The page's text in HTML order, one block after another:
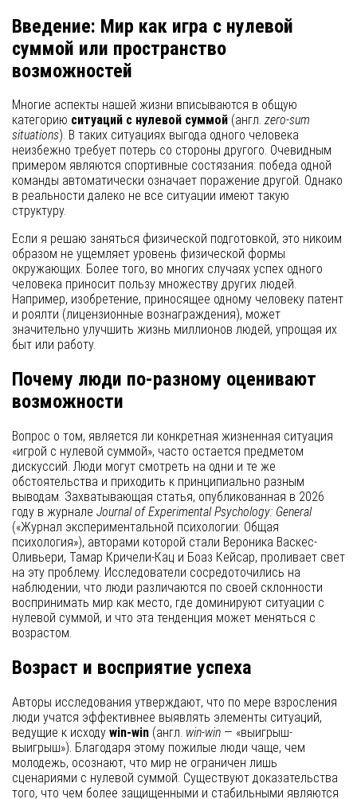
Введение: Мир как игра с нулевой
суммой или пространство
возможностей
Многие аспекты нашей жизни вписываются в общую
категорию ситуаций с нулевой суммой (англ. zero-sum
situations). В таких ситуациях выгода одного человека
неизбежно требует потерь со стороны другого. Очевидным
примером являются спортивные состязания: победа одной
команды автоматически означает поражение другой. Однако
в реальности далеко не все ситуации имеют такую
структуру.
Если я решаю заняться физической подготовкой, это никоим
образом не ущемляет уровень физической формы
окружающих. Более того, во многих случаях успех одного
человека приносит пользу множеству других людей.
Например, изобретение, приносящее одному человеку патент
и роялти (лицензионные вознаграждения), может
значительно улучшить жизнь миллионов людей, упрощая их
быт или работу.
Почему люди по-разному оценивают
возможности
Вопрос о том, является ли конкретная жизненная ситуация
«игрой с нулевой суммой», часто остается предметом
дискуссий. Люди могут смотреть на одни и те же
обстоятельства и приходить к принципиально разным
выводам. Захватывающая статья, опубликованная в 2026
году в журнале Journal of Experimental Psychology: General
(«Журнал экспериментальной психологии: Общая
психология»), авторами которой стали Вероника Васкес-
Оливьери, Тамар Кричели-Кац и Боаз Кейсар, проливает свет
на эту проблему. Исследователи сосредоточились на
наблюдении, что люди различаются по своей склонности
воспринимать мир как место, где доминируют ситуации с
нулевой суммой, и что эта тенденция может меняться с
возрастом.
Возраст и восприятие успеха
Авторы исследования утверждают, что по мере взросления
люди учатся эффективнее выявлять элементы ситуаций,
ведущие к исходу win-win (англ. win-win — «выигрыш-
выигрыш»). Благодаря этому пожилые люди чаще, чем
молодежь, осознают, что мир не ограничен лишь
сценариями с нулевой суммой. Существуют доказательства
того, что чем более защищенными и стабильными являются